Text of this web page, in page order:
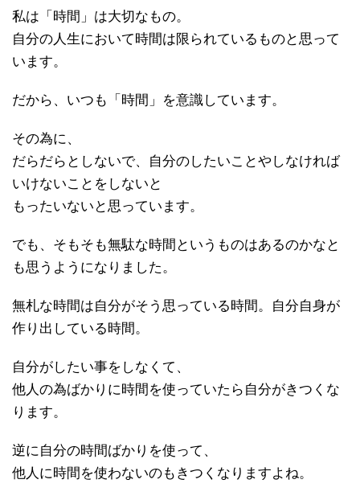
私は「時間」は大切なもの。
自分の人生において時間は限られているものと思って
います。
だから、いつも「時間」を意識しています。
その為に、
だらだらとしないで、自分のしたいことやしなければ
いけないことをしないと
もったいないと思っています。
でも、そもそも無駄な時間というものはあるのかなと
も思うようになりました。
無札な時間は自分がそう思っている時間。自分自身が
作り出している時間。
自分がしたい事をしなくて、
他人の為ばかりに時間を使っていたら自分がきつくな
ります。
逆に自分の時間ばかりを使って、
他人に時間を使わないのもきつくなりますよね。